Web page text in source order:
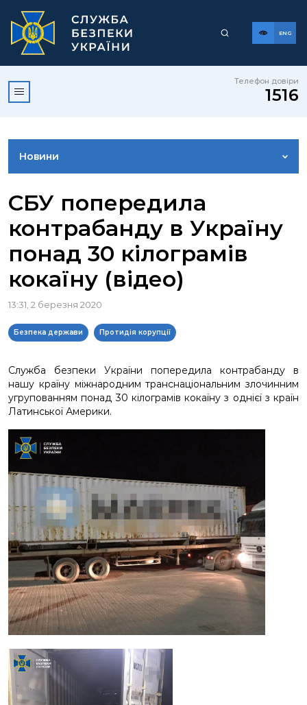
ENG
Телефон довіри
1516
Новини
ВІДЕОГАЛЕРЕЯ
КОНТАКТИ ПРЕСЦЕНТРУ
СБУ попередила
контрабанду в Україну
понад 30 кілограмів
кокаїну (відео)
13:31, 2 березня 2020
Безпека держави Протидія корупції
Служба безпеки України попередила контрабанду в
нашу країну міжнародним транснаціональним злочинним
угрупованням понад 30 кілограмів кокаїну з однієї з країн
Латинської Америки.